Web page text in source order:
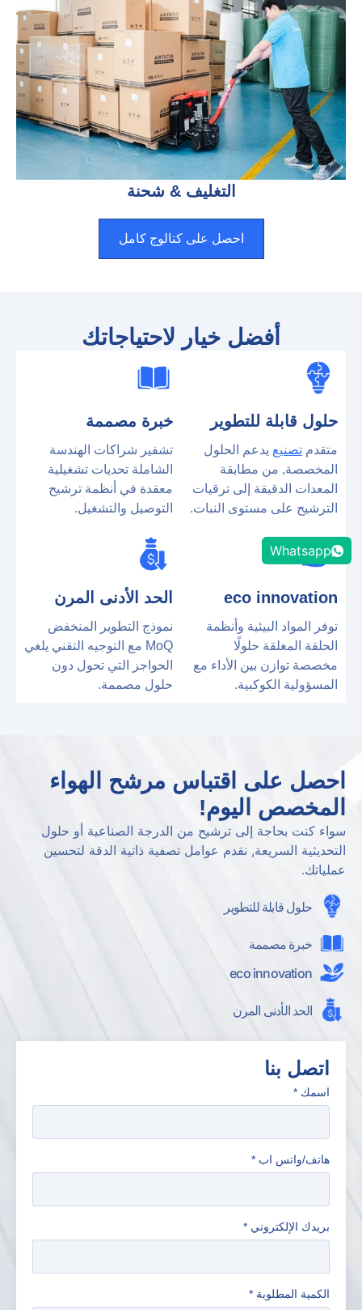
التغليف & شحنة
احصل على كتالوج كامل
أفضل خيار لاحتياجاتك
حلول قابلة للتطوير
متقدم تصنيع يدعم الحلول
المخصصة, من مطابقة
المعدات الدقيقة إلى ترقيات
الترشيح على مستوى النبات.
خبرة مصممة
تشفير شراكات الهندسة
الشاملة تحديات تشغيلية
معقدة في أنظمة ترشيح
التوصيل والتشغيل.
eco innovation
توفر المواد البيئية وأنظمة
الحلقة المغلقة حلولًا
مخصصة توازن بين الأداء مع
المسؤولية الكوكبية.
الحد الأدنى المرن
نموذج التطوير المنخفض
MoQ مع ​​التوجيه التقني يلغي
الحواجز التي تحول دون
حلول مصممة.
احصل على اقتباس مرشح الهواء
المخصص اليوم!
سواء كنت بحاجة إلى ترشيح من الدرجة الصناعية أو حلول
التحديثية السريعة, نقدم عوامل تصفية ذاتية الدقة لتحسين
عملياتك.
حلول قابلة للتطوير
خبرة مصممة
eco innovation
الحد الأدنى المرن
اتصل بنا
اسمك *
هاتف/واتس اب *
بريدك الإلكتروني *
الكمية المطلوبة *
Whatsapp